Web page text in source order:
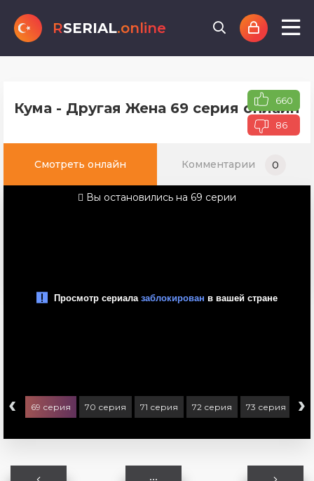
RSERIAL.online
Кума - Другая Жена 69 серия онлайн
660
86
Смотреть онлайн Комментарии 0
Вы остановились на 69 серии
‹ 69 серия 70 серия 71 серия 72 серия 73 серия 74
›